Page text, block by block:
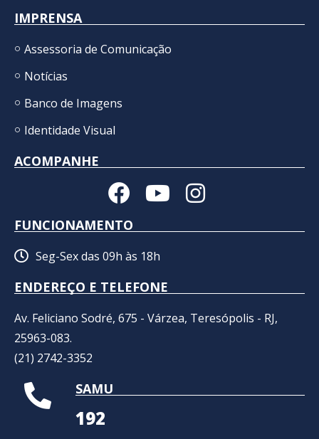
IMPRENSA
Assessoria de Comunicação
Notícias
Banco de Imagens
Identidade Visual
ACOMPANHE
FUNCIONAMENTO
Seg-Sex das 09h às 18h
ENDEREÇO E TELEFONE
Av. Feliciano Sodré, 675 - Várzea, Teresópolis - RJ,
25963-083.
(21) 2742-3352​
SAMU
192